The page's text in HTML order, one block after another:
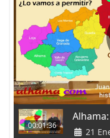
00:01:36
21